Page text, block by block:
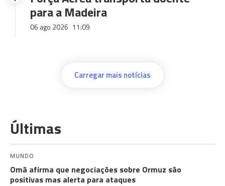
para a Madeira
06 ago 2026 11:09
Carregar mais notícias
Últimas
MUNDO
Omã afirma que negociações sobre Ormuz são
positivas mas alerta para ataques